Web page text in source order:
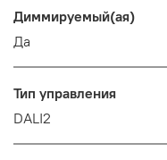
Диммируемый(ая)
Да
Тип управления
DALI2